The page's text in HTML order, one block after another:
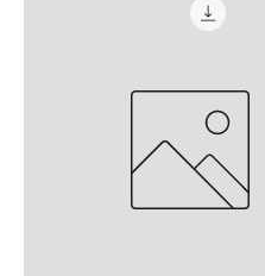
集、處理及利用方式 當您造
將視該服務功能性質，請您
個人資料，並在該特定目的
及利用您的個人資料；非經
意，本網站不會將個人資料
途。 本網站在您使用服務信